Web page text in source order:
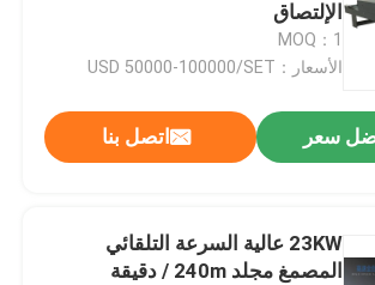
الإلتصاق
MOQ：1
الأسعار：USD 50000-100000/SET
سعر اتصل بنا
23KW عالية السرعة التلقائي
المصمغ مجلد 240m / دقيقة